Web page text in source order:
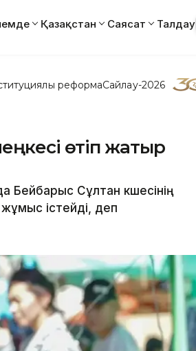
Қазақстан Саясат Талдау
реформаСайлау-2026
өтіп жатыр
Бейбарыс Сұлтан көшесінің
істейді, деп